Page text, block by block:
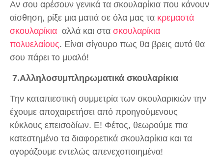
Αν σου αρέσουν γενικά τα σκουλαρίκια που κάνουν
αίσθηση, ρίξε μια ματιά σε όλα μας τα κρεμαστά
σκουλαρίκια αλλά και στα σκουλαρίκια
πολυελαίους. Είναι σίγουρο πως θα βρεις αυτό θα
σου πάρει το μυαλό!
7.Αλληλοσυμπληρωματικά σκουλαρίκια
Την καταπιεστική συμμετρία των σκουλαρικιών την
έχουμε αποχαιρετήσει από προηγούμενους
κύκλους επεισοδίων. Ε! Φέτος, θεωρούμε πια
κατεστημένο τα διαφορετικά σκουλαρίκια και τα
αγοράζουμε εντελώς απενεχοποιημένα!